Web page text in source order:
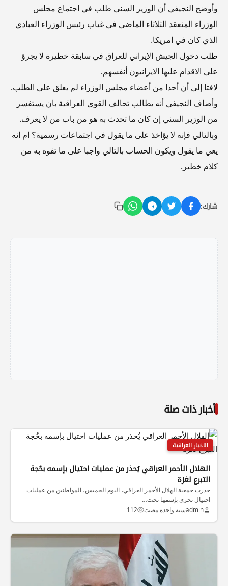
وأوضح النجيفي أن الوزير السني طلب في اجتماع مجلس
الوزراء المنعقد الثلاثاء الماضي في غياب رئيس الوزراء العبادي
الذي كان في امريكا.
طلب دخول الجيش الإيراني للعراق في سابقة خطيرة لا يجرؤ
على الاقدام عليها الايرانيون أنفسهم.
لافتا إلى أن أحدا من أعضاء مجلس الوزراء لم يعلق على الطلب.
وأضاف النجيفي أنه يطالب تحالف القوى العراقية بان يستفسر
من الوزير السني إن كان ما تحدث به هو من باب من لا يعرف.
وبالتالي فإنه لا يؤاخذ على ما يقول في اجتماعات رسمية؟ ام انه
يعي ما يقول ويكون الحساب بالتالي واجبا على ما تفوه به من
كلام خطير.
شارك:
أخبار ذات صلة
الاخبار العراقية
الهلال الأحمر العراقي يُحذر من عمليات احتيال بإسمه بحُجة
التبرع لغزة
حذرت جمعية الهلال الأحمر العراقي، اليوم الخميس، المواطنين من عمليات
احتيال تجري بإسمها تحت…
adminسنة واحدة مضت 112